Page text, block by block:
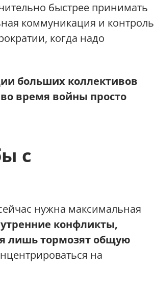
быстрее принимать
коммуникация и контроль
когда надо
больших коллективов
время войны просто
с
нужна максимальная
конфликты,
лишь тормозят общую
на